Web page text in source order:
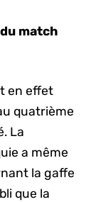
match
en effet
quatrième
La
a même
la gaffe
que la